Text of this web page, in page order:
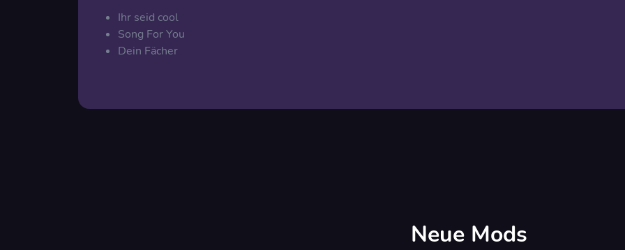
Ihr seid cool
Song For You
Dein Fächer
Neue Mods